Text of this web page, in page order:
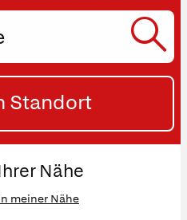
Standort
Nähe
meiner Nähe